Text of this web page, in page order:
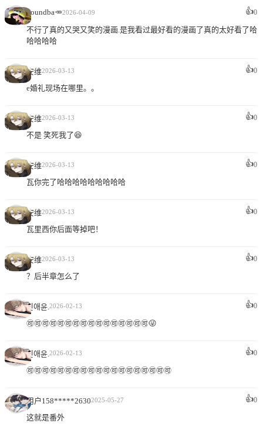
Poundba🥕2026-04-09 👍0
不行了真的又哭又笑的漫画.是我看过最好看的漫画了真的太好看了哈
哈哈哈哈
安维2026-03-13 👍0
e婚礼现场在哪里。。
安维2026-03-13 👍0
不是 笑死我了😆
安维2026-03-13 👍0
瓦你完了哈哈哈哈哈哈哈哈哈
安维2026-03-13 👍0
瓦里西你后面等掉吧！
安维2026-03-13 👍0
？后半章怎么了
민애윤. 2026-02-13 👍0
🉑🉑🉑🉑🉑🉑🉑🉑🉑🉑🉑🉑🉑🉑🉑🉑😜
민애윤. 2026-02-13 👍0
🉑🉑🉑🉑🉑🉑🉑🉑🉑🉑🉑🉑🉑🉑🉑🉑🉑🉑🉑
用户158*****26302025-05-27 👍0
这就是番外